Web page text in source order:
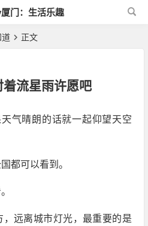
门：生活乐趣
道 正文
流星雨许愿吧
气晴朗的话就一起仰望天空
都可以看到。
远离城市灯光，最重要的是